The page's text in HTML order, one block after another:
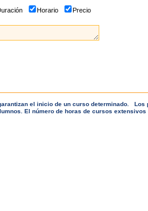
Horario Precio
el inicio de un curso determinado.
El número de horas de cursos extensivos